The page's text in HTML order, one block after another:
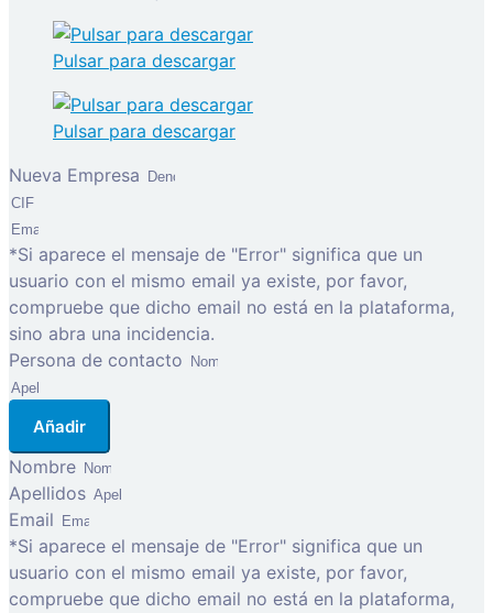
Pulsar para descargar
Pulsar para descargar
Nueva Empresa
*Si aparece el mensaje de "Error" significa que un
usuario con el mismo email ya existe, por favor,
compruebe que dicho email no está en la plataforma,
sino abra una incidencia.
Persona de contacto
Añadir
Nombre
Apellidos
Email
*Si aparece el mensaje de "Error" significa que un
usuario con el mismo email ya existe, por favor,
compruebe que dicho email no está en la plataforma,